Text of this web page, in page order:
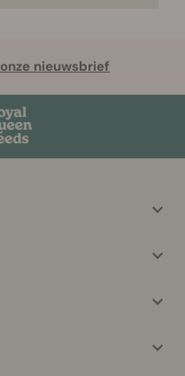
nieuwsbrief